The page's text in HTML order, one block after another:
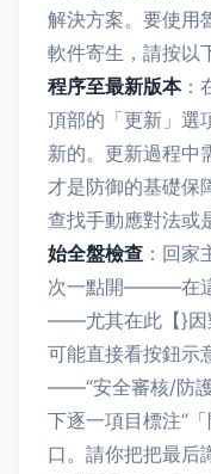
解決方案。要使用
軟件寄生，請按以
程序至最新版本：
頂部的「更新」選
新的。更新過程中
才是防御的基礎保
查找手動應對法或
始全盤檢查 ：回
次一點開———在這
——尤其在此【}因
可能直接看按鈕
——“安全審核/防
下逐一項目標注“
口。請你把把最后